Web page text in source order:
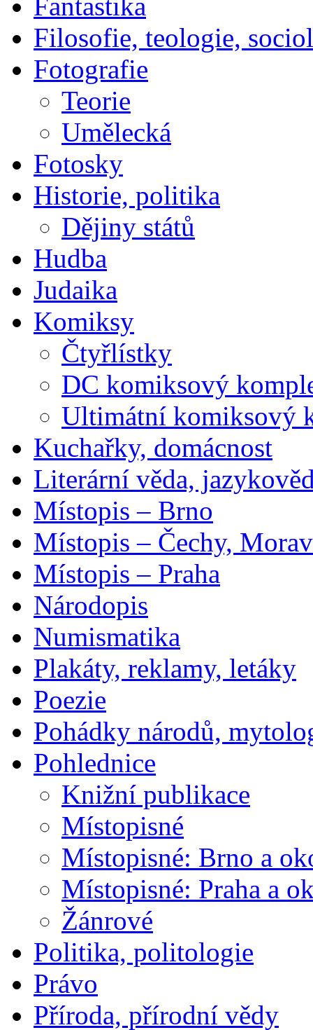
Filosofie, teologie,
Fotografie
Teorie
Umělecká
Fotosky
Historie, politika
Dějiny států
Hudba
Judaika
Komiksy
Čtyřlístky
DC komiksový
Ultimátní komiksový
Kuchařky, domácnost
Literární věda,
Místopis – Brno
Místopis – Čechy,
Místopis – Praha
Národopis
Numismatika
Plakáty, reklamy, letáky
Poezie
Pohádky národů,
Pohlednice
Knižní publikace
Místopisné
Místopisné: Brno a
Místopisné: Praha a
Žánrové
Politika, politologie
Právo
Příroda, přírodní vědy